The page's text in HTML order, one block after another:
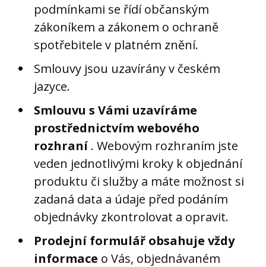
podmínkami se řídí občanským
zákoníkem a zákonem o ochraně
spotřebitele v platném znění.
Smlouvy jsou uzavírány v českém
jazyce.
Smlouvu s Vámi uzavíráme
prostřednictvím webového
rozhraní. Webovým rozhraním jste
veden jednotlivými kroky k objednání
produktu či služby a máte možnost si
zadaná data a údaje před podáním
objednávky zkontrolovat a opravit.
Prodejní formulář obsahuje vždy
informace o Vás, objednávaném